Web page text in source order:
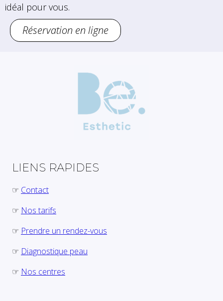
idéal pour vous.
Réservation en ligne
LIENS RAPIDES
☞ Contact
☞ Nos tarifs
☞ Prendre un rendez-vous
☞ Diagnostique peau
☞ Nos centres